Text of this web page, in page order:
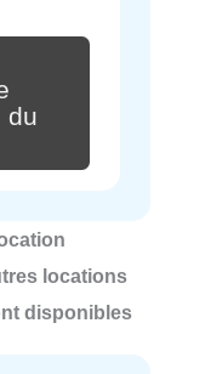
du
locations
disponibles